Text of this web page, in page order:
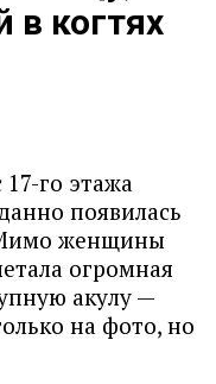
в когтях
го этажа
появилась
Мимо женщины
огромная
акулу —
на фото, но